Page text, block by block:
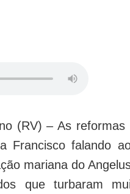
(RV) – As
Francisco falando
mariana do
que turbaram